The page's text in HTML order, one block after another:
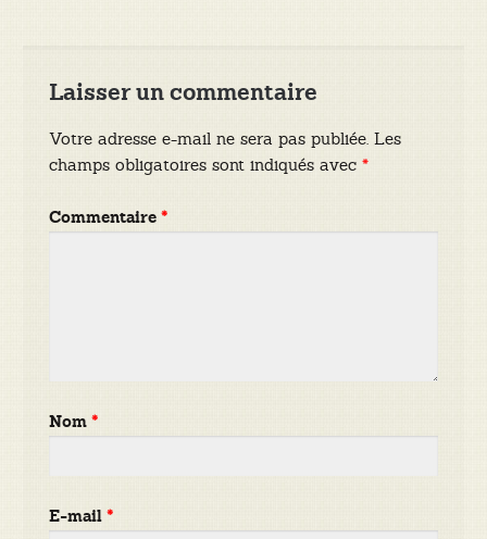
Laisser un commentaire
Votre adresse e-mail ne sera pas publiée. Les
champs obligatoires sont indiqués avec*
Commentaire*
Nom*
E-mail*